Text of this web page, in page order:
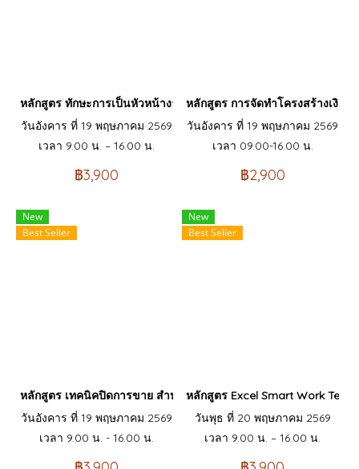
หลักสูตร ทักษะการเป็นหัวหน้างานขั้นเทพ ที่ได้ใจคนและได้ผลงาน
วันอังคาร ที่ 19 พฤษภาคม 2569
เวลา 9.00 น. – 16.00 น.
฿3,900
หลักสูตร การจัดทำโครงสร้างเงิน
วันอังคาร ที่ 19 พฤษภาคม 2569
เวลา 09.00-16.00 น.
฿2,900
New
Best Seller
หลักสูตร เทคนิคปิดการขาย สำหรับ Sales Engineer
วันอังคาร ที่ 19 พฤษภาคม 2569
เวลา 9.00 น. - 16.00 น.
New
Best Seller
หลักสูตร Excel Smart Work
วันพุธ ที่ 20 พฤษภาคม 2569
เวลา 9.00 น. – 16.00 น.